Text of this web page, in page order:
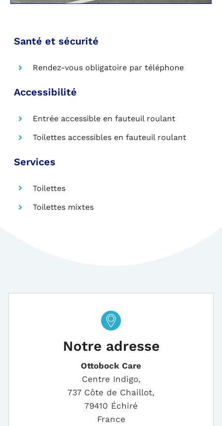
Santé et sécurité
Rendez-vous obligatoire par téléphone
Accessibilité
Entrée accessible en fauteuil roulant
Toilettes accessibles en fauteuil roulant
Services
Toilettes
Toilettes mixtes
Notre adresse
Ottobock Care
Centre Indigo,
737 Côte de Chaillot,
79410 Échiré
France